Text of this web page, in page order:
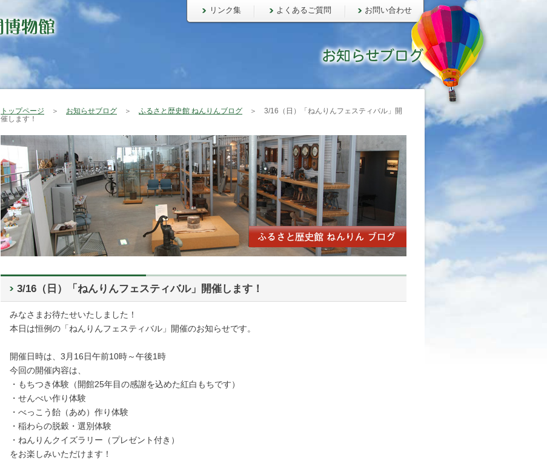
リンク集 よくあるご質問 お問い合わせ
トップページ ＞ お知らせブログ ＞ ふるさと歴史館 ねんりんブログ ＞ 3/16（日）「ねんりんフェスティバル」開
催します！
3/16（日）「ねんりんフェスティバル」開催します！
みなさまお待たせいたしました！
本日は恒例の「ねんりんフェスティバル」開催のお知らせです。
開催日時は、3月16日午前10時～午後1時
今回の開催内容は、
・もちつき体験（開館25年目の感謝を込めた紅白もちです）
・せんべい作り体験
・べっこう飴（あめ）作り体験
・稲わらの脱穀・選別体験
・ねんりんクイズラリー（プレゼント付き）
をお楽しみいただけます！